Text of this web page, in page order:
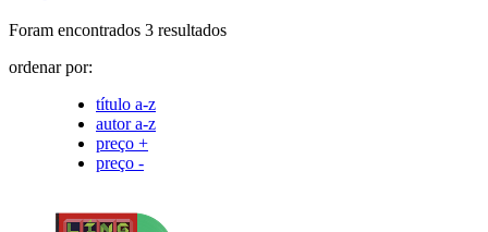
Foram encontrados 3 resultados
ordenar por:
título a-z
autor a-z
preço +
preço -